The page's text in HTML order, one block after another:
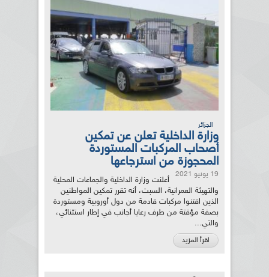
الجزائر
وزارة الداخلية تعلن عن تمكين
أصحاب المركبات المستوردة
المحجوزة من استرجاعها
19 يونيو 2021
أعلنت وزارة الداخلية والجماعات المحلية
والتهيئة العمرانية، السبت، أنه تقرر تمكين المواطنين
الذين اقتنوا مركبات قادمة من دول أوروبية ومستوردة
بصفة مؤقتة من طرف رعايا أجانب في إطار استثنائي،
والتي...
اقرأ المزيد